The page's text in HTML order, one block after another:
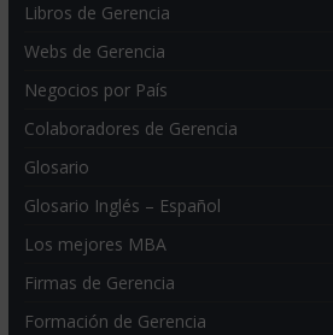
Libros de Gerencia
Webs de Gerencia
Negocios por País
Colaboradores de Gerencia
Glosario
Glosario Inglés – Español
Los mejores MBA
Firmas de Gerencia
Formación de Gerencia